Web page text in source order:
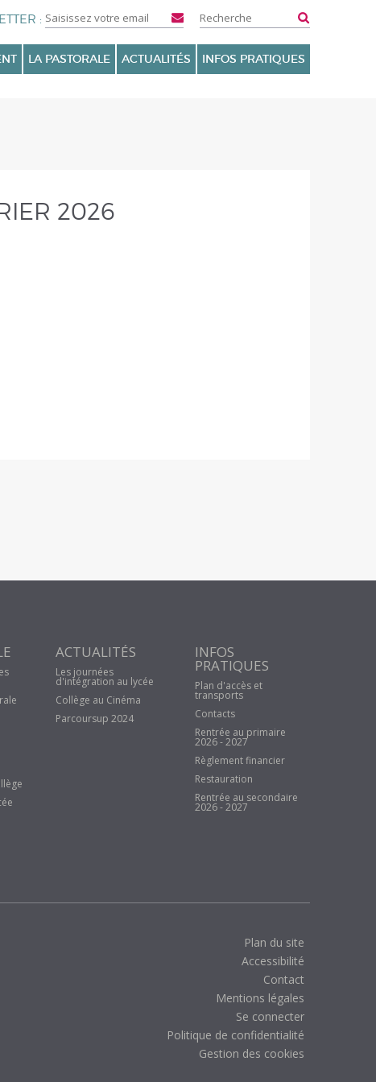
LA PASTORALE ACTUALITÉS INFOS PRATIQUES
2026
ACTUALITÉS
Les journées
d'intégration au lycée
Collège au Cinéma
Parcoursup 2024
INFOS
PRATIQUES
Plan d'accès et
transports
Contacts
Rentrée au primaire
2026 - 2027
Règlement financier
Restauration
Rentrée au secondaire
2026 - 2027
Plan du site
Accessibilité
Contact
Mentions légales
Se connecter
Politique de confidentialité
Gestion des cookies